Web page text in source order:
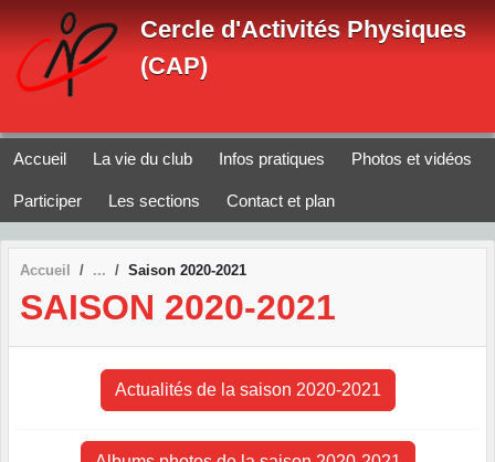
Cercle d'Activités Physiques
(CAP)
Accueil La vie du club Infos pratiques Photos et vidéos
Participer Les sections Contact et plan
Accueil Saison 2020-2021
SAISON 2020-2021
Actualités de la saison 2020-2021
Panneau de gestion des cookies